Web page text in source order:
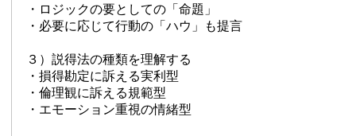
・ロジックの要としての「命題」
・必要に応じて行動の「ハウ」も提言
３）説得法の種類を理解する
・損得勘定に訴える実利型
・倫理観に訴える規範型
・エモーション重視の情緒型